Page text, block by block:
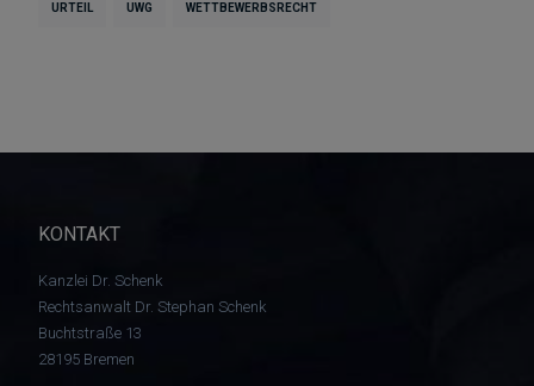
URTEIL UWG WETTBEWERBSRECHT
KONTAKT
Kanzlei Dr. Schenk
Rechtsanwalt Dr. Stephan Schenk
Buchtstraße 13
28195 Bremen